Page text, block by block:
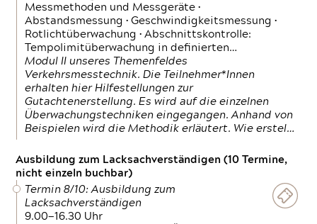
Messmethoden und Messgeräte •
Abstandsmessung • Geschwindigkeitsmessung •
Rotlichtüberwachung • Abschnittskontrolle:
Tempolimitüberwachung in definierten…
Modul II unseres Themenfeldes
Verkehrsmesstechnik. Die Teilnehmer*Innen
erhalten hier Hilfestellungen zur
Gutachtenerstellung. Es wird auf die einzelnen
Überwachungstechniken eingegangen. Anhand von
Beispielen wird die Methodik erläutert. Wie erstel…
Ausbildung zum Lacksachverständigen (10 Termine,
nicht einzeln buchbar)
Termin 8/10: Ausbildung zum
Lacksachverständigen
9.00—16.30 Uhr